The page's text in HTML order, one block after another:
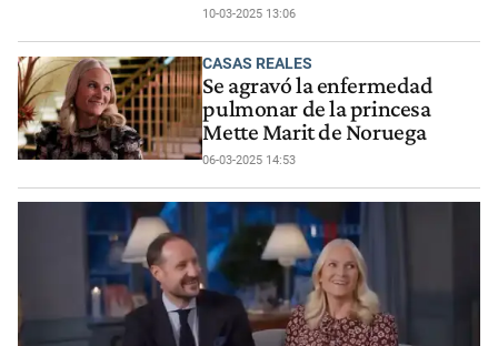
10-03-2025 13:06
CASAS REALES
Se agravó la enfermedad
pulmonar de la princesa
Mette Marit de Noruega
06-03-2025 14:53